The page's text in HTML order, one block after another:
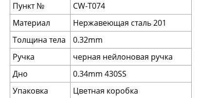
Пункт №
CW-T074
Материал
Нержавеющая сталь 201
Толщина тела
0.32mm
Ручка
черная нейлоновая ручка
Дно
0.34mm 430SS
Упаковка
Цветная коробка